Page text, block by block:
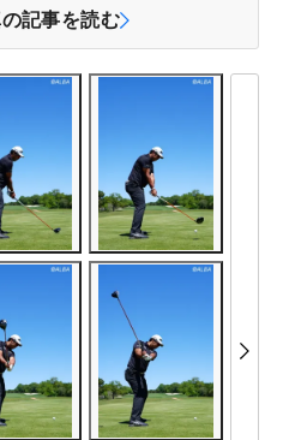
記事を読む